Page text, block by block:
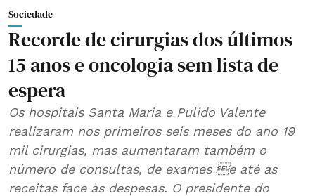
Sociedade
Recorde de cirurgias dos últimos
15 anos e oncologia sem lista de
espera
Os hospitais Santa Maria e Pulido Valente
realizaram nos primeiros seis meses do ano 19
mil cirurgias, mas aumentaram também o
número de consultas, de exames e até as
receitas face às despesas. O presidente do